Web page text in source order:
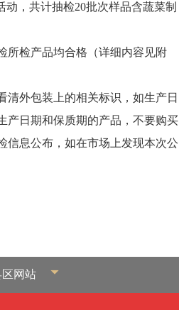
，共计抽检20批次样品含蔬菜制
所检产品均合格（详细内容见附
外包装上的相关标识，如生产日
产日期和保质期的产品，不要购买
信息公布，如在市场上发现本次公
网站